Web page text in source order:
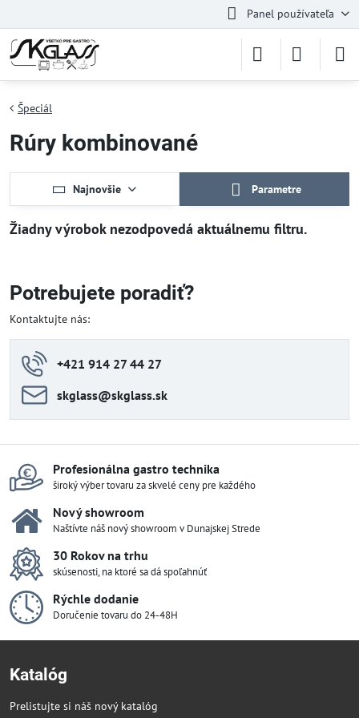
Panel používateľa
Špeciál
Rúry kombinované
Najnovšie Parametre
Potrebujete poradiť?
Kontaktujte nás:
+421 914 27 44 27
skglass​@skglass​.sk
Profesionálna gastro technika
široký výber tovaru za skvelé ceny pre každého
Nový showroom
Naštívte náš nový showroom v Dunajskej Strede
30 Rokov na trhu
skúsenosti, na ktoré sa dá spoľahnúť
Rýchle dodanie
Doručenie tovaru do 24-48H
Katalóg
Prelistujte si náš nový katalóg